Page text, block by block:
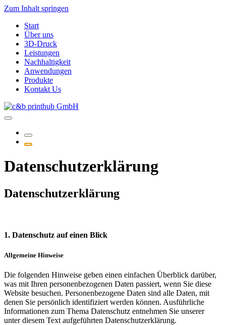
Zum Inhalt springen
Start
Über uns
3D-Druck
Leistungen
Nachhaltigkeit
Anwendungen
Produkte
Kontakt Us
Datenschutzerklärung
Datenschutzerklärung
1. Datenschutz auf einen Blick
Allgemeine Hinweise
Die folgenden Hinweise geben einen einfachen Überblick darüber,
was mit Ihren personenbezogenen Daten passiert, wenn Sie diese
Website besuchen. Personenbezogene Daten sind alle Daten, mit
denen Sie persönlich identifiziert werden können. Ausführliche
Informationen zum Thema Datenschutz entnehmen Sie unserer
unter diesem Text aufgeführten Datenschutzerklärung.